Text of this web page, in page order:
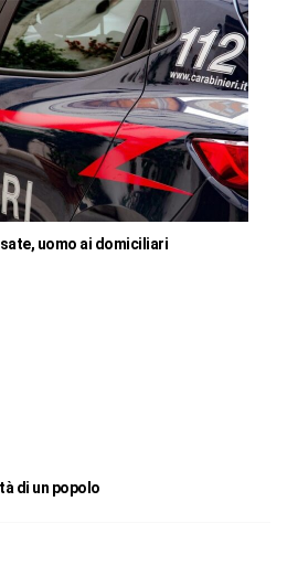
uomo ai domiciliari
di un popolo